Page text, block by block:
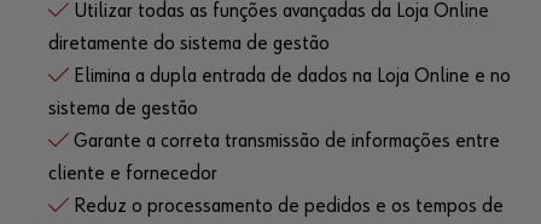
Utilizar todas as funções avançadas da Loja Online
diretamente do sistema de gestão
Elimina a dupla entrada de dados na Loja Online e no
sistema de gestão
Garante a correta transmissão de informações entre
cliente e fornecedor
Reduz o processamento de pedidos e os tempos de